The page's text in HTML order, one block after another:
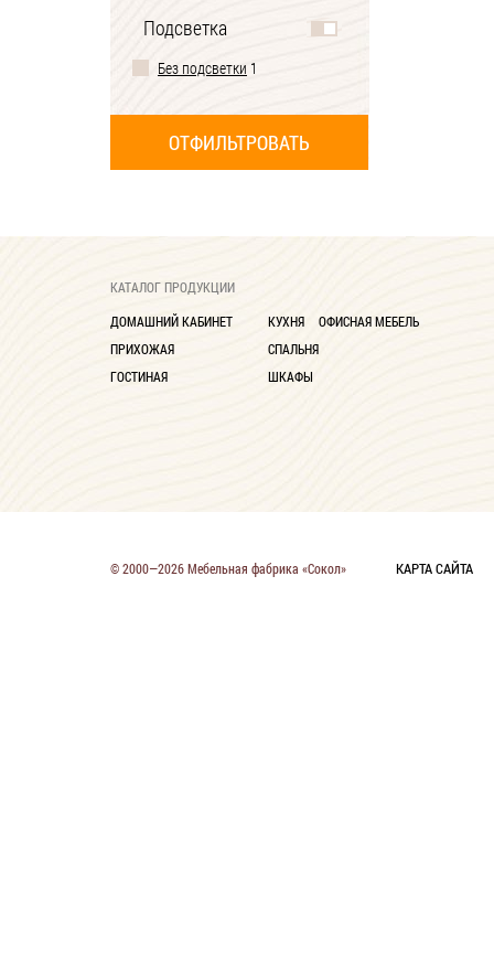
Подсветка
Без подсветки 1
КАТАЛОГ ПРОДУКЦИИ
ДОМАШНИЙ КАБИНЕТ
ПРИХОЖАЯ
ГОСТИНАЯ
КУХНЯ
СПАЛЬНЯ
ШКАФЫ
ОФИСНАЯ МЕБЕЛЬ
© 2000—2026 Мебельная фабрика «Сокол» КАРТА САЙТА